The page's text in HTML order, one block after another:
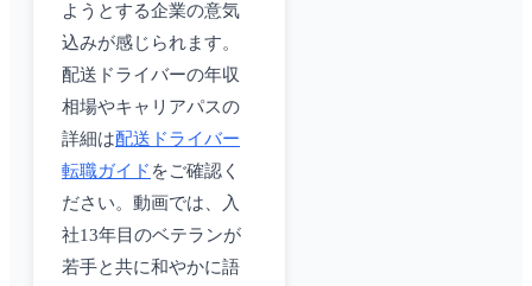
ようとする企業の意気
込みが感じられます。
配送ドライバーの年収
相場やキャリアパスの
詳細は配送ドライバー
転職ガイド をご確認く
ださい。動画では、入
社13年目のベテランが
若手と共に和やかに語